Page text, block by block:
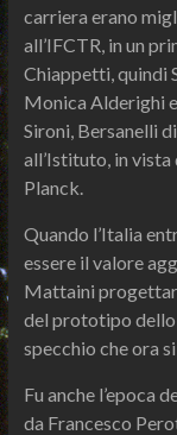
carriera erano
all’IFCTR, in un
Chiappetti, quindi
Monica Alderighi
Sironi, Bersanelli
all’Istituto, in
Planck.
Quando l’Italia
essere il valore
Mattaini
del prototipo
specchio che ora
Fu anche l’epoca
da Francesco